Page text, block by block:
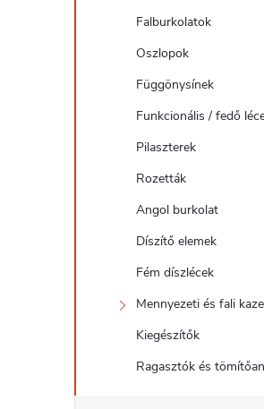
Falburkolatok
Oszlopok
Függönysínek
Funkcionális / fedő
Pilaszterek
Rozetták
Angol burkolat
Díszítő elemek
Fém díszlécek
Mennyezeti és fali
Kiegészítők
Ragasztók és